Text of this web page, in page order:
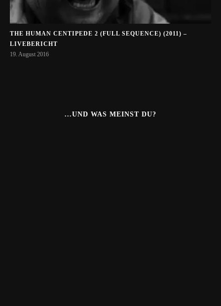
THE HUMAN CENTIPEDE 2 (FULL SEQUENCE) (2011) –
LIVEBERICHT
19. August 2016
...UND WAS MEINST DU?